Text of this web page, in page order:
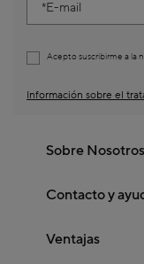
E-mail
Acepto suscribirme a la
Información sobre el
Sobre Nosotros
Contacto y
Ventajas